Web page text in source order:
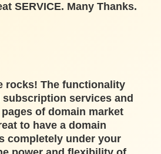
SERVICE. Many Thanks.
rocks! The functionality
services and
of domain market
to have a domain
completely under your